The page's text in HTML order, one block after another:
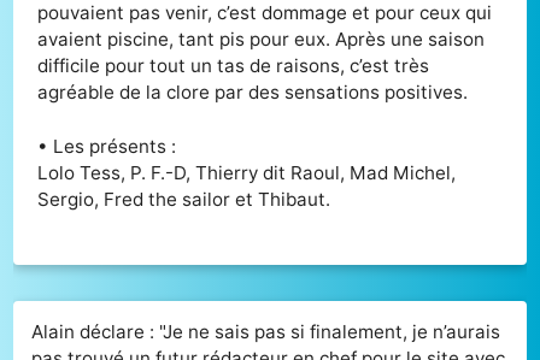
pouvaient pas venir, c’est dommage et pour ceux qui
avaient piscine, tant pis pour eux. Après une saison
difficile pour tout un tas de raisons, c’est très
agréable de la clore par des sensations positives.
• Les présents :
Lolo Tess, P. F.-D, Thierry dit Raoul, Mad Michel,
Sergio, Fred the sailor et Thibaut.
Alain déclare : "Je ne sais pas si finalement, je n’aurais